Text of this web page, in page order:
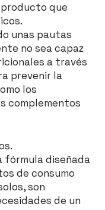
que
unas pautas
no sea capaz
a través
prevenir la
los
complementos
fórmula diseñada
de consumo
son
de un